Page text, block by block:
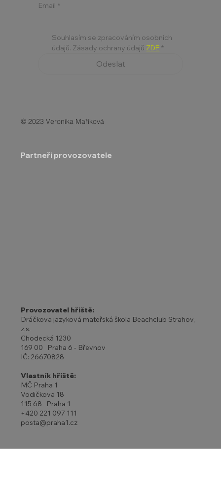
Provozovatel hřiště:
Dráčkova jazyková mateřská škola Beachclub Strahov,
z.s.
Chodecká 1230
169 00 Praha 6 - Břevnov
IČ: 26670828
Vlastník hřiště:
MČ Praha 1
Vodičkova 18
115 68 Praha 1
+420 221 097 111
posta@praha1.cz
Email *
Souhlasím se zpracováním osobních
údajů. Zásady ochrany údajů ZDE *
Odeslat
© 2023 Veronika Maříková
Partneři provozovatele